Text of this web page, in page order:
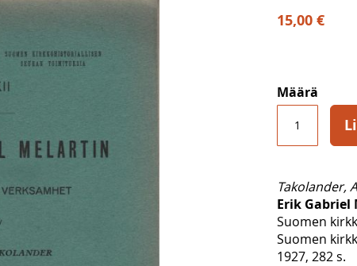
15,00 €
Määrä
Takolander,
Erik Gabriel
Suomen
Suomen
1927, 282 s.